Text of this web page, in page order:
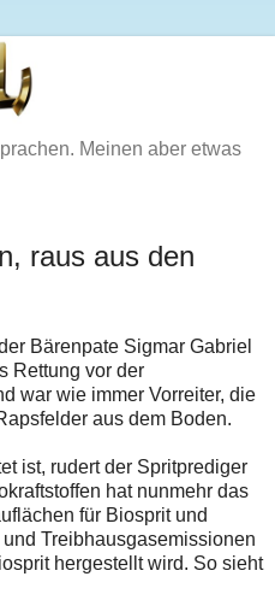
Meinen aber etwas
raus aus den
Bärenpate Sigmar Gabriel
Rettung vor der
war wie immer Vorreiter, die
aus dem Boden.
ist, rudert der Spritprediger
hat nunmehr das
für Biosprit und
Treibhausgasemissionen
hergestellt wird. So sieht